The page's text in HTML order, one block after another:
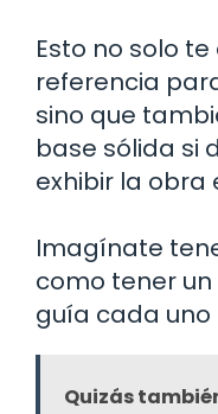
Esto no solo
referencia
sino que
base sólida si
exhibir la obra
Imagínate
como tener
guía cada uno
Quizás